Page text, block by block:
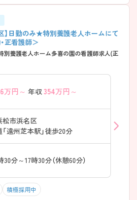
】日勤のみ★特別養護老人ホームにて
正看護師＞
別養護老人ホーム多喜の園の看護師求人(正
万円～ 年収 354万円～
松市浜名区
遠州芝本駅」徒歩20分
30分～17時30分（休憩60分）
積極採用中